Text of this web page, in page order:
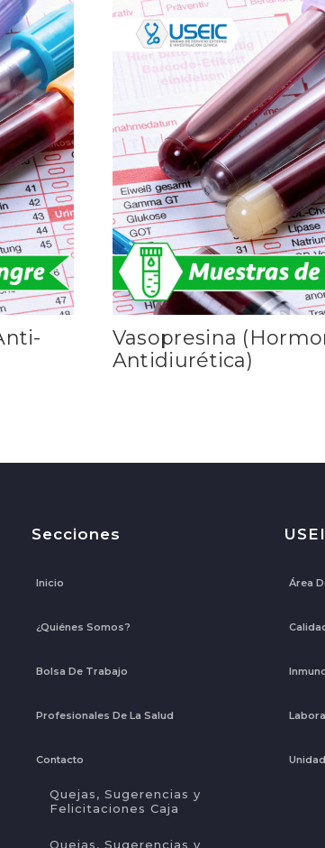
Vasopresina
Antidiurética)
Secciones
Inicio
¿Quiénes Somos?
Bolsa De Trabajo
Profesionales De La Salud
Contacto
Quejas, Sugerencias y
Felicitaciones Caja
Quejas, Sugerencias y
Área